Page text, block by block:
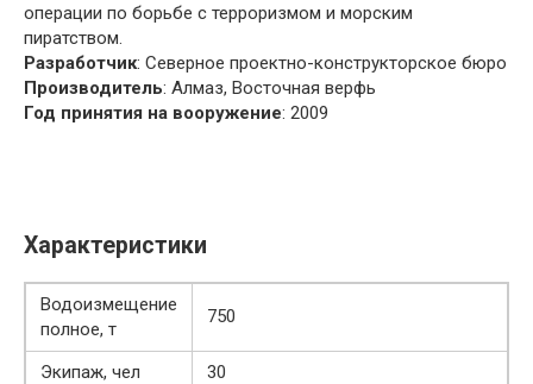
операции по борьбе с терроризмом и морским
пиратством.
Разработчик: Северное проектно-конструкторское бюро
Производитель: Алмаз, Восточная верфь
Год принятия на вооружение: 2009
Характеристики
Водоизмещение
полное, т
750
Экипаж, чел
30